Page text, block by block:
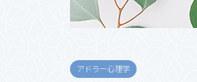
アドラー心理学